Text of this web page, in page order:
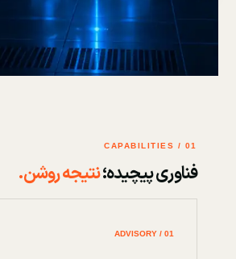
01 / CAPABILITIES
فناوری پیچیده؛نتیجه روشن.
01 / ADVISORY